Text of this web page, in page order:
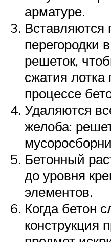
арматуре.
Вставляются
перегородки
решеток,
сжатия
процессе
Удаляются
желоба:
Бетонный
до уровня
элементов.
Когда бетон
конструкция